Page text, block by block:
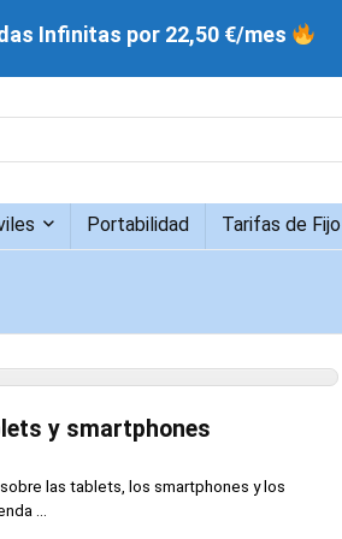
Portabilidad Tarifas de Fijo
y smartphones
las tablets, los smartphones y los
...
Infinitas por 22,50 €/mes